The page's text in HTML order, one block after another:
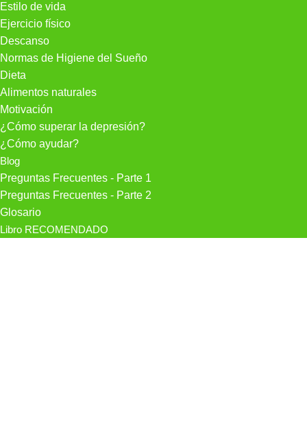
Estilo de vida
Ejercicio físico
Descanso
Normas de Higiene del Sueño
Dieta
Alimentos naturales
Motivación
¿Cómo superar la depresión?
¿Cómo ayudar?
Blog
Preguntas Frecuentes - Parte 1
Preguntas Frecuentes - Parte 2
Glosario
Libro RECOMENDADO